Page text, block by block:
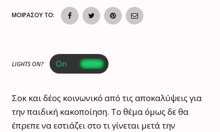
ΜΟΙΡΑΣΟΥ ΤΟ:
LIGHTS ON?
Σοκ και δέος κοινωνικό από τις αποκαλύψεις για
την παιδική κακοποίηση. Το θέμα όμως δε θα
έπρεπε να εστιάζει στο τι γίνεται μετά την